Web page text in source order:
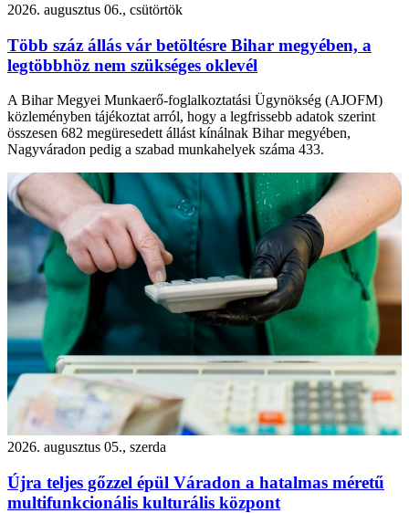
2026. augusztus 06., csütörtök
Több száz állás vár betöltésre Bihar megyében, a
legtöbbhöz nem szükséges oklevél
A Bihar Megyei Munkaerő-foglalkoztatási Ügynökség (AJOFM)
közleményben tájékoztat arról, hogy a legfrissebb adatok szerint
összesen 682 megüresedett állást kínálnak Bihar megyében,
Nagyváradon pedig a szabad munkahelyek száma 433.
2026. augusztus 05., szerda
Újra teljes gőzzel épül Váradon a hatalmas méretű
multifunkcionális kulturális központ